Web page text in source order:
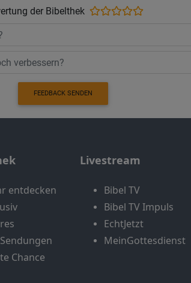
der Bibelthek
FEEDBACK SENDEN
entdecken
Chance
Livestream
Bibel TV
Bibel TV Impuls
EchtJetzt
MeinGottesdienst